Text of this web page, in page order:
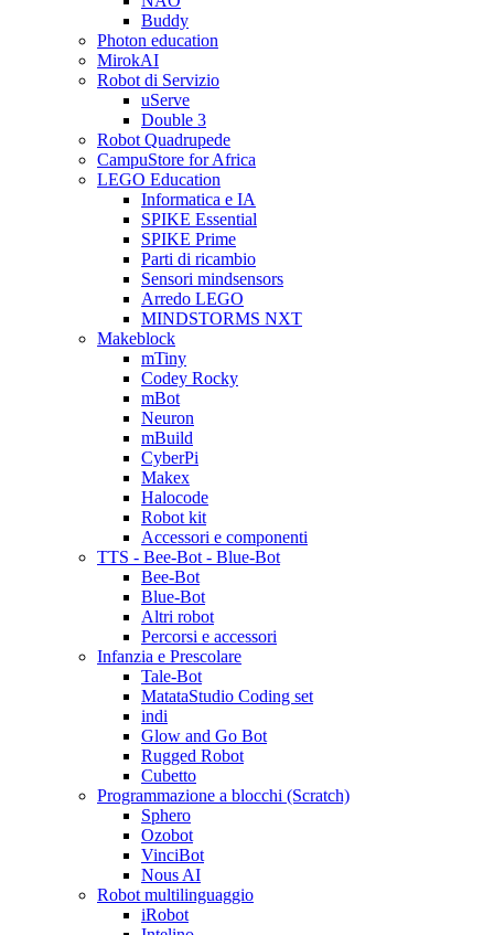
Buddy
Photon education
MirokAI
Robot di Servizio
uServe
Double 3
Robot Quadrupede
CampuStore for Africa
LEGO Education
Informatica e IA
SPIKE Essential
SPIKE Prime
Parti di ricambio
Sensori mindsensors
Arredo LEGO
MINDSTORMS NXT
Makeblock
mTiny
Codey Rocky
mBot
Neuron
mBuild
CyberPi
Makex
Halocode
Robot kit
Accessori e componenti
TTS - Bee-Bot - Blue-Bot
Bee-Bot
Blue-Bot
Altri robot
Percorsi e accessori
Infanzia e Prescolare
Tale-Bot
MatataStudio Coding set
indi
Glow and Go Bot
Rugged Robot
Cubetto
Programmazione a blocchi (Scratch)
Sphero
Ozobot
VinciBot
Nous AI
Robot multilinguaggio
iRobot